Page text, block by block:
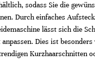
sodass Sie die
Durch einfaches
lässt sich die
Dies ist
Kurzhaarschnitten